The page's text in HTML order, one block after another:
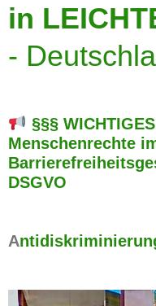
in
-
§§§
Menschenrechte
DSGVO
A